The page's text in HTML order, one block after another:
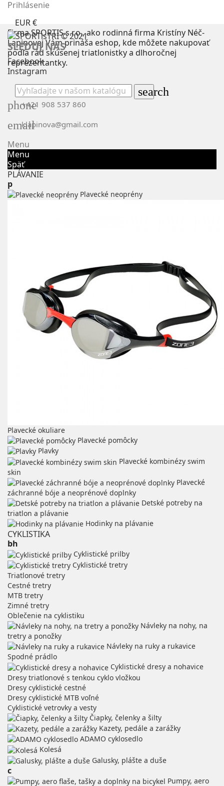
Prihlásenie
EUR €
Firma SPORTIS s.r.o., ako rodinná firma Kristíny Néč-
Lapinovej Vám prináša eshop, kde môžete nakupovať
podľa rád skúsenej triatlonistky a dlhoročnej
reprezentantky.
SLEDUJ NÁS
Facebook
Instagram
search
phone
+421 908 537 860
email
klapinova@gmail.com
Menu
Menu
Späť
PLÁVANIE
p
Plavecké neoprény
Plavecké okuliare
Plavecké pomôcky
Plavky
Plavecké kombinézy swim
skin
Plavecké
záchranné bóje a neoprénové doplnky
Detské potreby na
triatlon a plávanie
Hodinky na plávanie
CYKLISTIKA
bh
Cyklistické prilby
Cyklistické tretry
Triatlonové tretry
Cestné tretry
MTB tretry
Zimné tretry
Oblečenie na cyklistiku
Návleky na nohy, na
tretry a ponožky
Návleky na ruky a rukavice
Spodné prádlo
Cyklistické dresy a nohavice
Dresy triatlonové s tenkou cyklo vložkou
Dresy cyklistické cestné
Dresy cyklistické MTB voľné
Cyklistické vetrovky a vesty
Čiapky, čelenky a šilty
Kazety, pedále a zarážky
ADAMO cyklosedlo
Kolesá
Galusky, plášte a duše
c
Pumpy, aero